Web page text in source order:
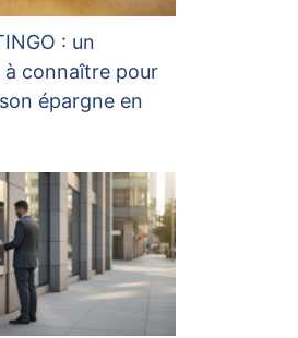
: un
à connaître pour
épargne en